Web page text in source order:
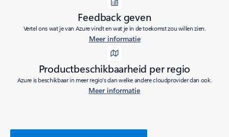
Feedback geven
Vertel ons wat je van Azure vindt en wat je in de toekomst zou willen zien.
Meer informatie
Productbeschikbaarheid per regio
Azure is beschikbaar in meer regio's dan welke andere cloudprovider dan ook.
Meer informatie